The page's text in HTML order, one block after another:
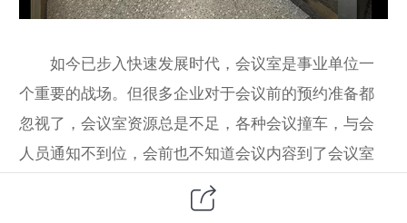
如今已步入快速发展时代，会议室是事业单位一
个重要的战场。但很多企业对于会议前的预约准备都
忽视了，会议室资源总是不足，各种会议撞车，与会
人员通知不到位，会前也不知道会议内容到了会议室
一脸懵逼，会议签到造假等等都是企业会议效率低下
是协助事业单位全面提高会议